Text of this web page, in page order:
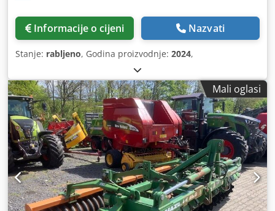
Informacije o cijeni Nazvati
Stanje: rabljeno, Godina proizvodnje: 2024,
Mali oglasi